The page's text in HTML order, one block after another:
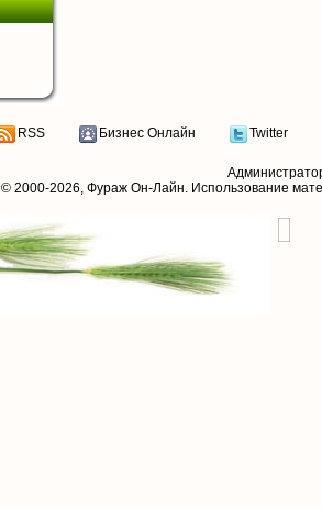
RSS Бизнес Онлайн Twitter
© 2000-2026, Фураж Он-Лайн. Использование